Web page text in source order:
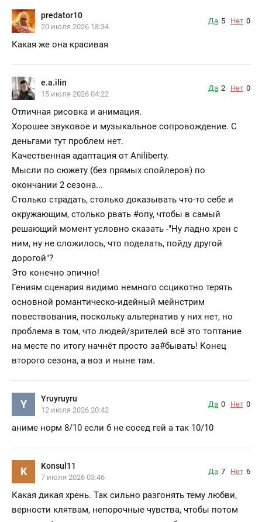
predator10
20 июля 2026 18:34
Да 5 Нет 0
Какая же она красивая
e.a.ilin
15 июля 2026 04:22
Да 2 Нет 0
Отличная рисовка и анимация.
Хорошее звуковое и музыкальное сопровождение. С
деньгами тут проблем нет.
Качественная адаптация от Aniliberty.
Мысли по сюжету (без прямых спойлеров) по
окончании 2 сезона...
Столько страдать, столько доказывать что-то себе и
окружающим, столько рвать #опу, чтобы в самый
решающий момент условно сказать -"Ну ладно хрен с
ним, ну не сложилось, что поделать, пойду другой
дорогой"?
Это конечно эпично!
Гениям сценария видимо немного ссцикотно терять
основной романтическо-идейный мейнстрим
повествования, поскольку альтернатив у них нет, но
проблема в том, что людей/зрителей всё это топтание
на месте по итогу начнёт просто за#бывать! Конец
второго сезона, а воз и ныне там.
Y Yruyruyru
12 июля 2026 20:42
Да 0 Нет 0
аниме норм 8/10 если б не сосед гей а так 10/10
K Konsul11
7 июля 2026 03:46
Да 7 Нет 6
Какая дикая хрень. Так сильно разгонять тему любви,
верности клятвам, непорочные чувства, чтобы потом